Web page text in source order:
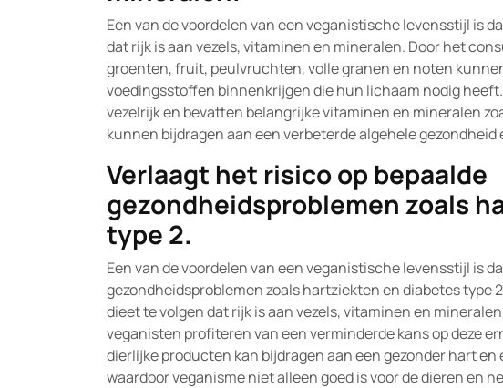
Een van de voordelen van een veganistische levensstijl is
dat rijk is aan vezels, vitaminen en mineralen. Door het
groenten, fruit, peulvruchten, volle granen en noten
voedingsstoffen binnenkrijgen die hun lichaam nodig
vezelrijk en bevatten belangrijke vitaminen en mineralen
kunnen bijdragen aan een verbeterde algehele gezondheid
Verlaagt het risico op bepaalde
gezondheidsproblemen zoals
type 2.
Een van de voordelen van een veganistische levensstijl is
gezondheidsproblemen zoals hartziekten en diabetes type
dieet te volgen dat rijk is aan vezels, vitaminen en
veganisten profiteren van een verminderde kans op deze
dierlijke producten kan bijdragen aan een gezonder hart
waardoor veganisme niet alleen goed is voor de dieren en